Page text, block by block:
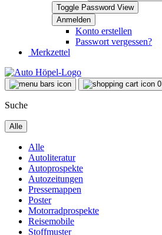
Toggle Password View
Konto erstellen
Passwort vergessen?
Merkzettel
0
Suche
Alle
Alle
Autoliteratur
Autoprospekte
Autozeitungen
Pressemappen
Poster
Motorradprospekte
Reisemobile
Stoffmuster